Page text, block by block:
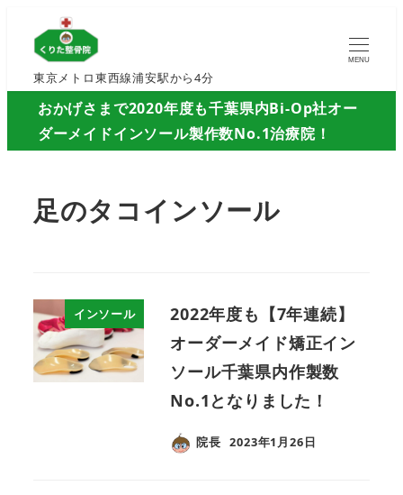
東京メトロ東西線浦安駅から4分
MENU
おかげさまで2020年度も千葉県内Bi-Op社オー
ダーメイドインソール製作数No.1治療院！
足のタコインソール
インソール
2022年度も【7年連続】
オーダーメイド矯正イン
ソール千葉県内作製数
No.1となりました！
院長 2023年1月26日